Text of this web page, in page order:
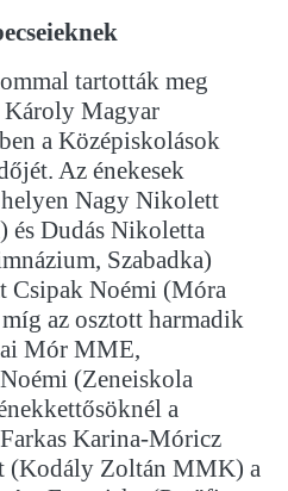
tartották meg
Károly Magyar
a Középiskolások
Az énekesek
Nagy Nikolett
és Dudás Nikoletta
Szabadka)
Csipak Noémi (Móra
az osztott harmadik
Mór MME,
(Zeneiskola
a
Karina-Móricz
(Kodály Zoltán MMK) a